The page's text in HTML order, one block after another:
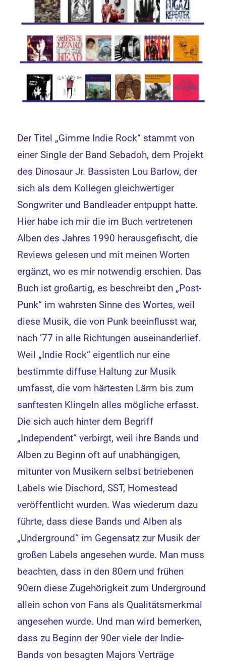
Der Titel „Gimme Indie Rock“ stammt von
einer Single der Band Sebadoh, dem Projekt
des Dinosaur Jr. Bassisten Lou Barlow, der
sich als dem Kollegen gleichwertiger
Songwriter und Bandleader entpuppt hatte.
Hier habe ich mir die im Buch vertretenen
Alben des Jahres 1990 herausgefischt, die
Reviews gelesen und mit meinen Worten
ergänzt, wo es mir notwendig erschien. Das
Buch ist großartig, es beschreibt den „Post-
Punk“ im wahrsten Sinne des Wortes, weil
diese Musik, die von Punk beeinflusst war,
nach ’77 in alle Richtungen auseinanderlief.
Weil „Indie Rock“ eigentlich nur eine
bestimmte diffuse Haltung zur Musik
umfasst, die vom härtesten Lärm bis zum
sanftesten Klingeln alles mögliche erfasst.
Die sich auch hinter dem Begriff
„Independent“ verbirgt, weil ihre Bands und
Alben zu Beginn oft auf unabhängigen,
mitunter von Musikern selbst betriebenen
Labels wie Dischord, SST, Homestead
veröffentlicht wurden. Was wiederum dazu
führte, dass diese Bands und Alben als
„Underground“ im Gegensatz zur Musik der
großen Labels angesehen wurde. Man muss
beachten, dass in den 80ern und frühen
90ern diese Zugehörigkeit zum Underground
allein schon von Fans als Qualitätsmerkmal
angesehen wurde. Und man wird bemerken,
dass zu Beginn der 90er viele der Indie-
Bands von besagten Majors Verträge